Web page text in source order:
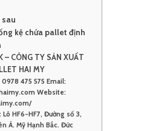
sau
kệ chứa pallet định
– CÔNG TY SẢN XUẤT
HAI MY
0978 475 575 Email:
Website:
Lô HF6-HF7, Đường số 3,
Á. Mỹ Hạnh Bắc. Đức